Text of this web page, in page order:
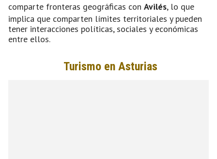
comparte fronteras geográficas con Avilés, lo que
implica que comparten límites territoriales y pueden
tener interacciones políticas, sociales y económicas
entre ellos.